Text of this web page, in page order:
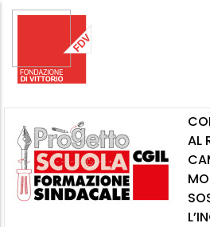
Salta
principale
AL